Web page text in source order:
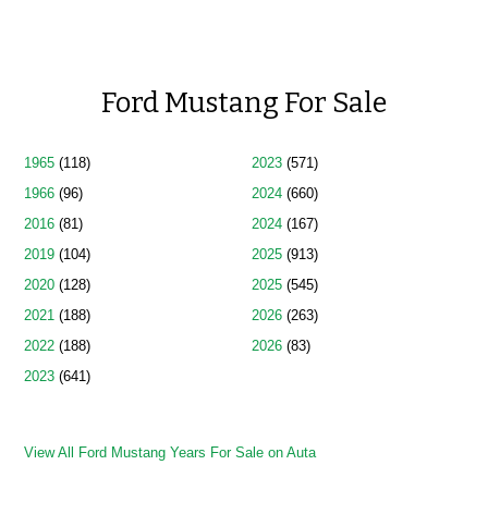
Ford Mustang For Sale
1965 (118)
1966 (96)
2016 (81)
2019 (104)
2020 (128)
2021 (188)
2022 (188)
2023 (641)
2023(571)
2024(660)
2024(167)
2025(913)
2025(545)
2026(263)
2026(83)
View All Ford Mustang Years For Sale on Auta